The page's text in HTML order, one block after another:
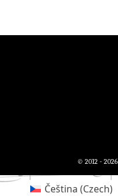
© 2012 -
Čeština (Czech)